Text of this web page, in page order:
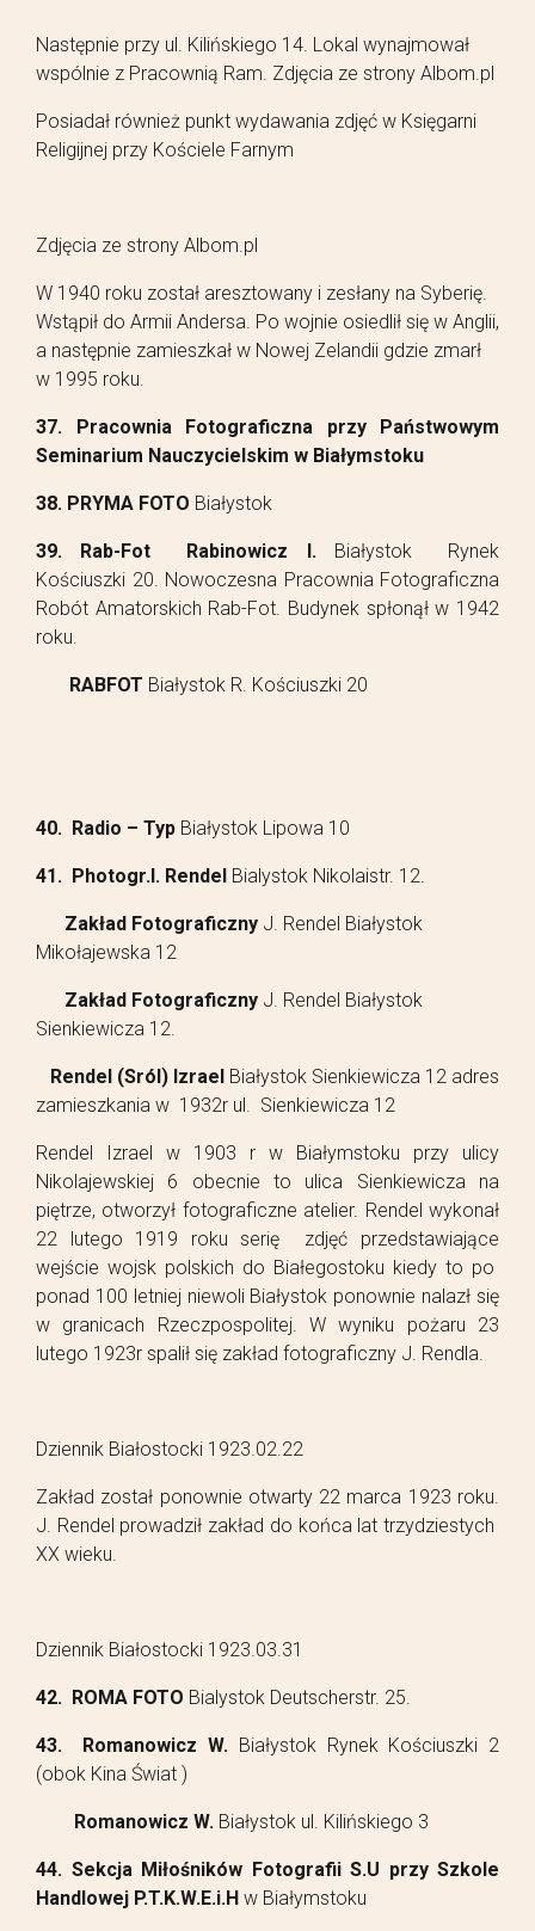
Następnie przy ul. Kilińskiego 14. Lokal wynajmował
wspólnie z Pracownią Ram. Zdjęcia ze strony Albom.pl
Posiadał również punkt wydawania zdjęć w Księgarni
Religijnej przy Kościele Farnym
Zdjęcia ze strony Albom.pl
W 1940 roku został aresztowany i zesłany na Syberię.
Wstąpił do Armii Andersa. Po wojnie osiedlił się w Anglii,
a następnie zamieszkał w Nowej Zelandii gdzie zmarł
w 1995 roku.
37. Pracownia Fotograficzna przy Państwowym
Seminarium Nauczycielskim w Białymstoku
38. PRYMA FOTO Białystok
39. Rab-Fot Rabinowicz I.Białystok Rynek
Kościuszki 20. Nowoczesna Pracownia Fotograficzna
Robót Amatorskich Rab-Fot. Budynek spłonął w 1942
roku.
RABFOT Białystok R. Kościuszki 20
40. Radio – Typ Białystok Lipowa 10
41. Photogr.I. Rendel Bialystok Nikolaistr. 12.
Zakład Fotograficzny J. Rendel Białystok
Mikołajewska 12
Zakład Fotograficzny J. Rendel Białystok
Sienkiewicza 12.
Rendel (Sról) Izrael Białystok Sienkiewicza 12 adres
zamieszkania w 1932r ul. Sienkiewicza 12
Rendel Izrael w 1903 r w Białymstoku przy ulicy
Nikolajewskiej 6 obecnie to ulica Sienkiewicza na
piętrze, otworzył fotograficzne atelier. Rendel wykonał
22 lutego 1919 roku serię zdjęć przedstawiające
wejście wojsk polskich do Białegostoku kiedy to po
ponad 100 letniej niewoli Białystok ponownie nalazł się
w granicach Rzeczpospolitej. W wyniku pożaru 23
lutego 1923r spalił się zakład fotograficzny J. Rendla.
Dziennik Białostocki 1923.02.22
Zakład został ponownie otwarty 22 marca 1923 roku.
J. Rendel prowadził zakład do końca lat trzydziestych
XX wieku.
Dziennik Białostocki 1923.03.31
42. ROMA FOTO Bialystok Deutscherstr. 25.
43. Romanowicz W. Białystok Rynek Kościuszki 2
(obok Kina Świat )
Romanowicz W. Białystok ul. Kilińskiego 3
44. Sekcja Miłośników Fotografii S.U przy Szkole
Handlowej P.T.K.W.E.i.H w Białymstoku